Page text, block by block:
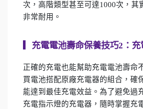
次，高階類型甚至可達1000次，其
非常耐用。
充電電池壽命保養技巧2：充
正確的充電也能幫助充電電池壽命
買電池搭配原廠充電器的組合，確
能達到最佳充電效益。為了避免過
充電指示燈的充電器，隨時掌握充